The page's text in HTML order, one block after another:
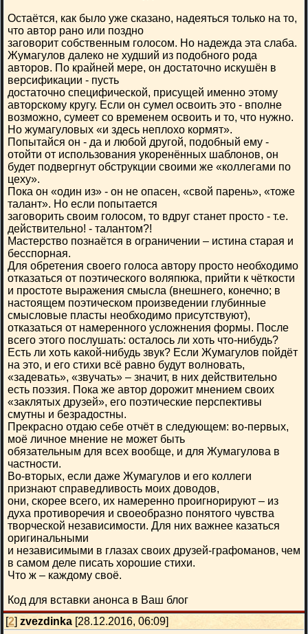
Остаётся, как было уже сказано, надеяться только на то,
что автор рано или поздно
заговорит собственным голосом. Но надежда эта слаба.
Жумагулов далеко не худший из подобного рода
авторов. По крайней мере, он достаточно искушён в
версификации - пусть
достаточно специфической, присущей именно этому
авторскому кругу. Если он сумел освоить это - вполне
возможно, сумеет со временем освоить и то, что нужно.
Но жумагуловых «и здесь неплохо кормят».
Попытайся он - да и любой другой, подобный ему -
отойти от использования укоренённых шаблонов, он
будет подвергнут обструкции своими же «коллегами по
цеху».
Пока он «один из» - он не опасен, «свой парень», «тоже
талант». Но если попытается
заговорить своим голосом, то вдруг станет просто - т.е.
действительно! - талантом?!
Мастерство познаётся в ограничении – истина старая и
бесспорная.
Для обретения своего голоса автору просто необходимо
отказаться от поэтического воляпюка, прийти к чёткости
и простоте выражения смысла (внешнего, конечно; в
настоящем поэтическом произведении глубинные
смысловые пласты необходимо присутствуют),
отказаться от намеренного усложнения формы. После
всего этого послушать: осталось ли хоть что-нибудь?
Есть ли хоть какой-нибудь звук? Если Жумагулов пойдёт
на это, и его стихи всё равно будут волновать,
«задевать», «звучать» – значит, в них действительно
есть поэзия. Пока же автор дорожит мнением своих
«заклятых друзей», его поэтические перспективы
смутны и безрадостны.
Прекрасно отдаю себе отчёт в следующем: во-первых,
моё личное мнение не может быть
обязательным для всех вообще, и для Жумагулова в
частности.
Во-вторых, если даже Жумагулов и его коллеги
признают справедливость моих доводов,
они, скорее всего, их намеренно проигнорируют – из
духа противоречия и своеобразно понятого чувства
творческой независимости. Для них важнее казаться
оригинальными
и независимыми в глазах своих друзей-графоманов, чем
в самом деле писать хорошие стихи.
Что ж – каждому своё.
Код для вставки анонса в Ваш блог
[2] zvezdinka [28.12.2016, 06:09]